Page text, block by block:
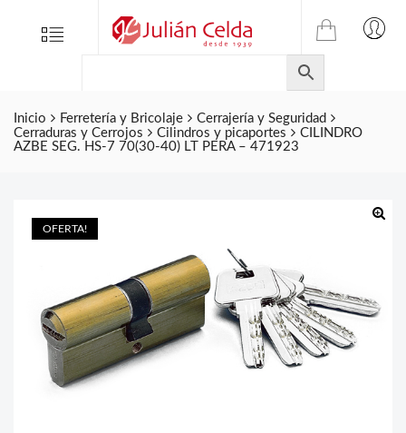
Menu
TIENDA
ONLINE
DE
JULIAN
CELDA
S.L.
Inicio Ferretería y Bricolaje
Cerrajería y Seguridad
Cerraduras y Cerrojos
Cilindros y picaportes
CILINDRO
AZBE SEG. HS-7 70(30-40) LT PERA – 471923
OFERTA!
Folletos
Contacto